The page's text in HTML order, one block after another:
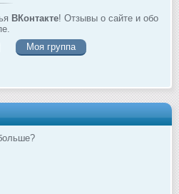
ВКонтакте! Отзывы о сайте и обо
Моя группа